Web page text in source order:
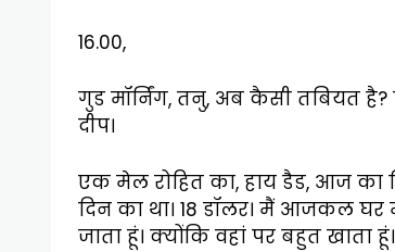
16.00,
गुड मॉर्निंग, तनु, अब कैसी तबियत
दीप।
एक मेल रोहित का, हाय डैड, आज का
दिन का था। 18 डॉलर। मैं आजकल घर
जाता हूं। क्योंकि वहां पर बहुत खाता